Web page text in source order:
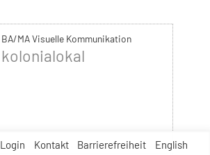
Login Kontakt Barrierefreiheit English
BA/MA Visuelle Kommunikation
kolonialokal